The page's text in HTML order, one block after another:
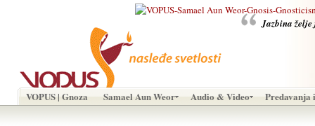
Jazbina želje
VOPUS | Gnoza Samael Aun Weor Audio & Video Predavanja